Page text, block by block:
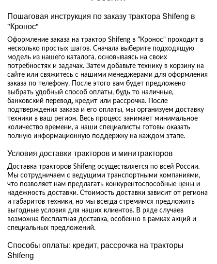
Пошаговая инструкция по заказу трактора Shifeng в
"Кронос"
Оформление заказа на трактор Shifeng в "Кронос" проходит в
несколько простых шагов. Сначала выберите подходящую
модель из нашего каталога, основываясь на своих
потребностях и задачах. Затем добавьте технику в корзину на
сайте или свяжитесь с нашими менеджерами для оформления
заказа по телефону. После этого вам будет предложено
выбрать удобный способ оплаты, будь то наличные,
банковский перевод, кредит или рассрочка. После
подтверждения заказа и его оплаты, мы организуем доставку
техники в ваш регион. Весь процесс занимает минимальное
количество времени, а наши специалисты готовы оказать
полную информационную поддержку на каждом этапе.
Условия доставки тракторов и минитракторов
Доставка тракторов Shifeng осуществляется по всей России.
Мы сотрудничаем с ведущими транспортными компаниями,
что позволяет нам предлагать конкурентоспособные цены и
надежность доставки. Стоимость доставки зависит от региона
и габаритов техники, но мы всегда стремимся предложить
выгодные условия для наших клиентов. В ряде случаев
возможна бесплатная доставка, особенно в рамках акций и
специальных предложений.
Способы оплаты: кредит, рассрочка на тракторы
Shifeng